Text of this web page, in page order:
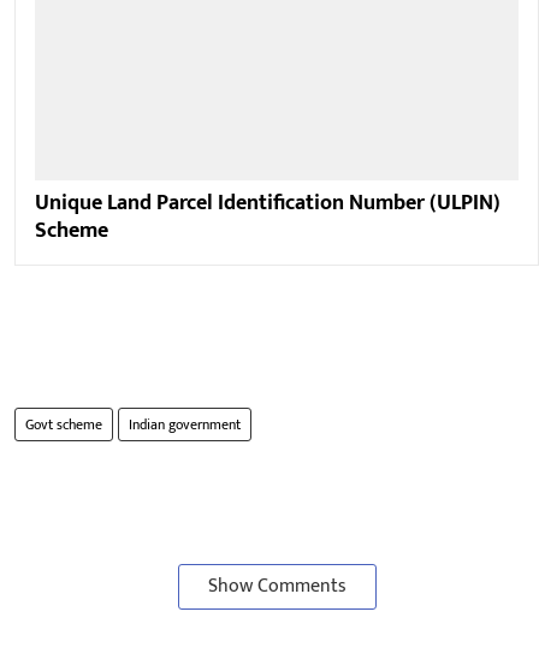
Unique Land Parcel Identification Number (ULPIN)
Scheme
Govt scheme Indian government
Show Comments